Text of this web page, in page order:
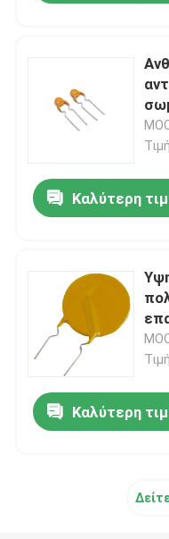
Σπίτι
Καλύτερη
Καλύτερη